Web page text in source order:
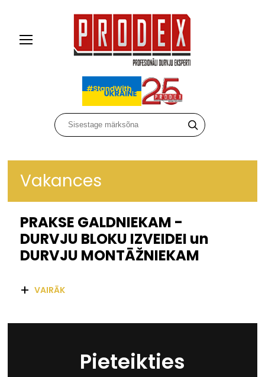
Vakances
PRAKSE GALDNIEKAM -
DURVJU BLOKU IZVEIDEI un
DURVJU MONTĀŽNIEKAM
+ VAIRĀK
Pieteikties